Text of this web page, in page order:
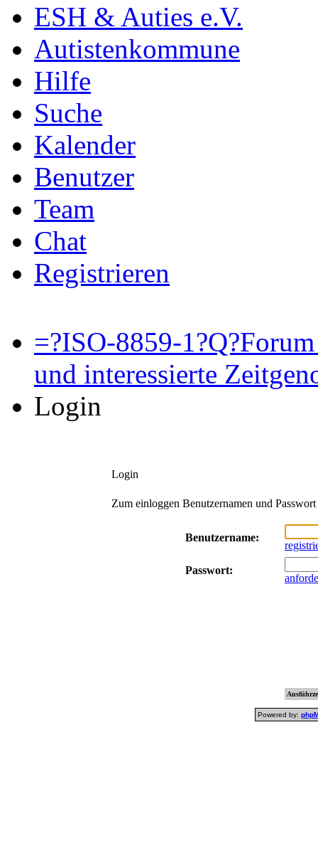
ESH & Auties e.V.
Autistenkommune
Hilfe
Suche
Kalender
Benutzer
Team
Chat
Registrieren
=?ISO-8859-
und interessierte
Login
Login
Zum einloggen Benutzernamen und
Benutzername:
Passwort:
Powered by: